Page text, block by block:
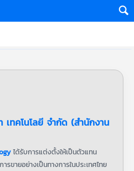
ทคโนโลยี จำกัด (สำนักงาน
ได้รับการแต่งตั้งให้เป็นตัวแทน
รขายอย่างเป็นทางการในประเทศไทย